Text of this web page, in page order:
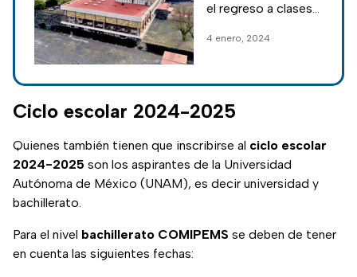
el regreso a clases
estudiantes están
invierno desde
antes del 25 de
diciembre pasado
4 enero, 2024
Ciclo escolar 2024-2025
Quienes también tienen que inscribirse al ciclo escolar
2024-2025 son los aspirantes de la Universidad
Autónoma de México (UNAM), es decir universidad y
bachillerato.
Para el nivel bachillerato COMIPEMS se deben de tener
en cuenta las siguientes fechas: